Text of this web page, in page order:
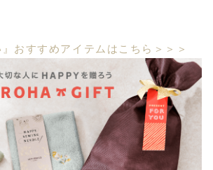
』おすすめアイテムはこちら＞＞＞